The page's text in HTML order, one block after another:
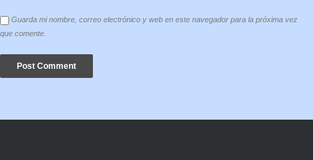
Guarda mi nombre, correo electrónico y web en este navegador para la próxima vez
que comente.